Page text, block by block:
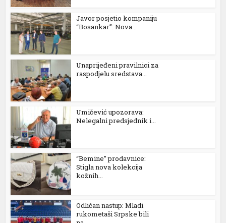
Javor posjetio kompaniju
“Bosankar”: Nova...
Unaprijeđeni pravilnici za
raspodjelu sredstava...
Umičević upozorava:
Nelegalni predsjednik i...
“Bemine” prodavnice:
Stigla nova kolekcija
kožnih...
Odličan nastup: Mladi
rukometaši Srpske bili